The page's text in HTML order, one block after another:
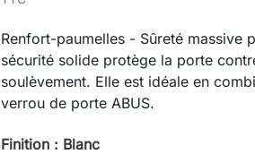
Renfort-paumelles - Sûreté massive
sécurité solide protège la porte
soulèvement. Elle est idéale en
verrou de porte ABUS.
Finition : Blanc